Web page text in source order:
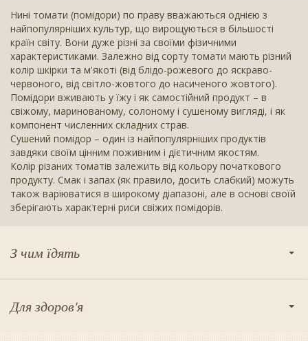
Нині томати (помідори) по праву вважаються однією з
найпопулярніших культур, що вирощуються в більшості
країн світу. Вони дуже різні за своїми фізичними
характеристиками. Залежно від сорту томати мають різний
колір шкірки та м'якоті (від блідо-рожевого до яскраво-
червоного, від світло-жовтого до насиченого жовтого).
Помідори вживають у їжу і як самостійний продукт – в
свіжому, маринованому, солоному і сушеному вигляді, і як
компонент численних складних страв.
Сушений помідор – один із найпопулярніших продуктів
завдяки своїм цінним поживним і дієтичним якостям.
Колір різаних томатів залежить від кольору початкового
продукту. Смак і запах (як правило, досить слабкий) можуть
також варіюватися в широкому діапазоні, але в основі своїй
зберігають характерні риси свіжих помідорів.
З чим їдять
Для здоров'я